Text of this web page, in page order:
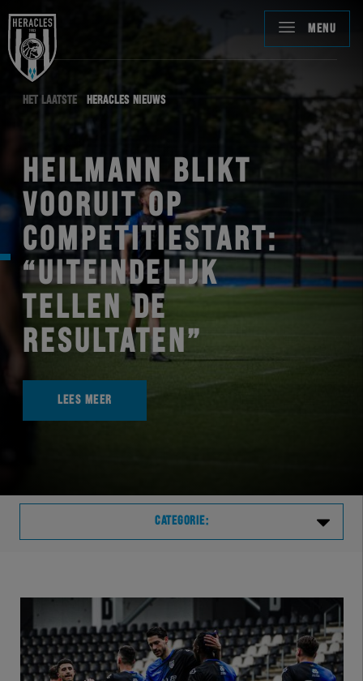
MENU
HET LAATSTE HERACLES NIEUWS
HEILMANN BLIKT
VOORUIT OP
COMPETITIESTART:
“UITEINDELIJK
TELLEN DE
RESULTATEN”
LEES MEER
CATEGORIE:
TELHER